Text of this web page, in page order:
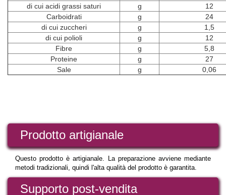
di cui acidi grassi saturi
g
12
Carboidrati
g
24
di cui zuccheri
g
1,5
di cui polioli
g
12
Fibre
g
5,8
Proteine
g
27
Sale
g 0,06
Prodotto artigianale
Questo prodotto è artigianale. La preparazione avviene mediante
metodi tradizionali, quindi l'alta qualità del prodotto è garantita.
Supporto post-vendita